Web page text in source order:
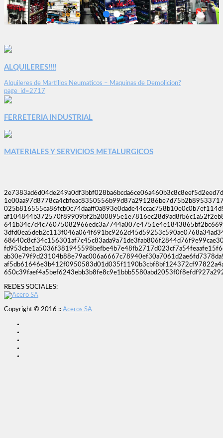
ALQUILERES!!!!
Alquileres de Martillos Neumaticos – Maquinas de Demolicion?
page_id=2717
FERRETERIA INDUSTRIAL
MATERIALES Y SERVICIOS METALURGICOS
REDES SOCIALES:
Copyright © 2016 :: Aceros SA